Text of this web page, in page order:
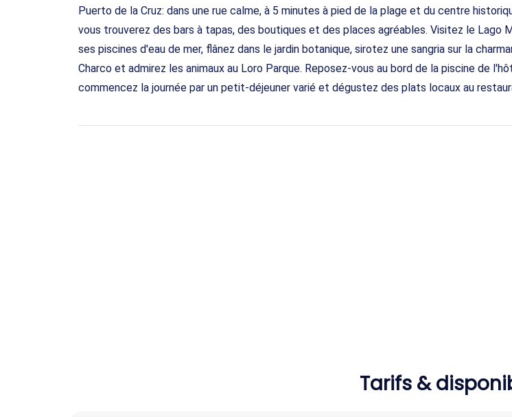
Puerto de la Cruz: dans une rue calme, à 5 minutes à pied de la plage et du centre
vous trouverez des bars à tapas, des boutiques et des places agréables. Visitez le Lago
ses piscines d'eau de mer, flânez dans le jardin botanique, sirotez une sangria sur la
Charco et admirez les animaux au Loro Parque. Reposez-vous au bord de la piscine de
commencez la journée par un petit-déjeuner varié et dégustez des plats locaux au
Tarifs &